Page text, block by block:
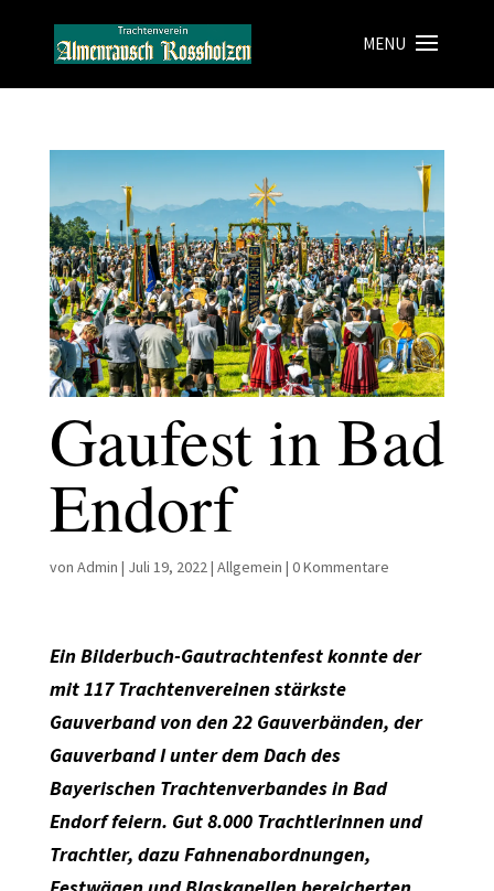
Gaufest in Bad
Endorf
von Admin | Juli 19, 2022| Allgemein | 0 Kommentare
Ein Bilderbuch-Gautrachtenfest konnte der
mit 117 Trachtenvereinen stärkste
Gauverband von den 22 Gauverbänden, der
Gauverband I unter dem Dach des
Bayerischen Trachtenverbandes in Bad
Endorf feiern. Gut 8.000 Trachtlerinnen und
Trachtler, dazu Fahnenabordnungen,